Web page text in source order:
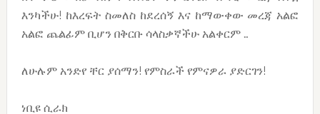
እንካችሁ! ከእረፍት ስመለስ ከደረሰኝ እና ከማውቀው መረጃ አልፎ
አልፎ ጨልፊም ቢሆን በቅርቡ ሳላስቃኛችሁ አልቀርም …
ለሁሉም አንድየ ቸር ያሰማን! የምስራች የምናዎራ ያድርገን!
ነቢዩ ሲራክ